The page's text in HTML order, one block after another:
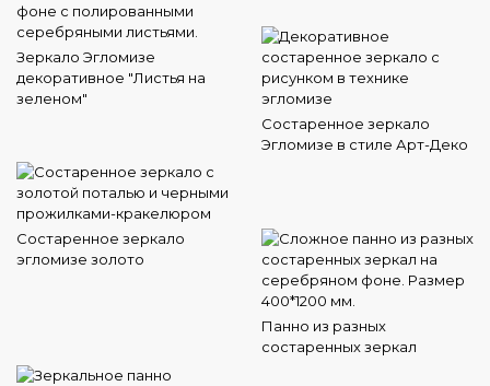
Зеркало Эгломизе
декоративное "Листья на
зеленом"
Состаренное зеркало
Эгломизе в стиле Арт-Деко
Состаренное зеркало
эгломизе золото
Панно из разных
состаренных зеркал